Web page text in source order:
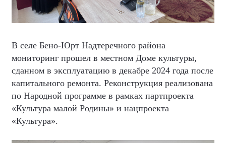
В селе Бено-Юрт Надтеречного района
мониторинг прошел в местном Доме культуры,
сданном в эксплуатацию в декабре 2024 года после
капитального ремонта. Реконструкция реализована
по Народной программе в рамках партпроекта
«Культура малой Родины» и нацпроекта
«Культура».